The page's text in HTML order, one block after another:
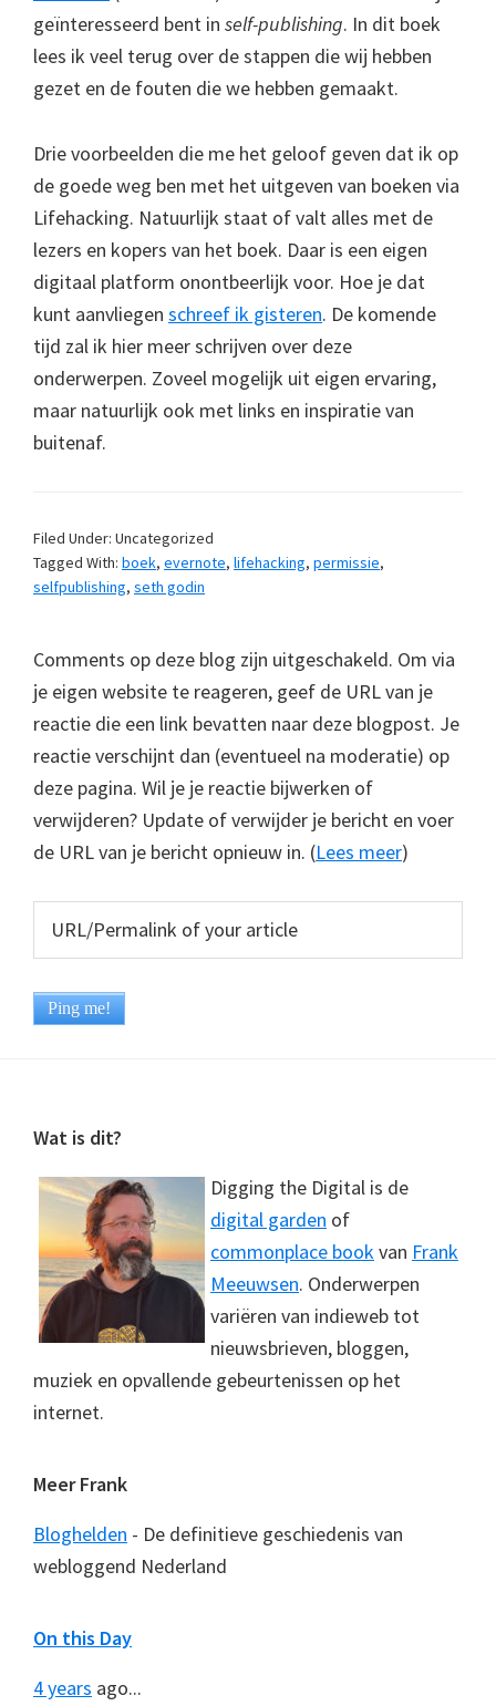
geïnteresseerd bent in self-publishing. In dit boek
lees ik veel terug over de stappen die wij hebben
gezet en de fouten die we hebben gemaakt.
Drie voorbeelden die me het geloof geven dat ik op
de goede weg ben met het uitgeven van boeken via
Lifehacking. Natuurlijk staat of valt alles met de
lezers en kopers van het boek. Daar is een eigen
digitaal platform onontbeerlijk voor. Hoe je dat
kunt aanvliegen schreef ik gisteren. De komende
tijd zal ik hier meer schrijven over deze
onderwerpen. Zoveel mogelijk uit eigen ervaring,
maar natuurlijk ook met links en inspiratie van
buitenaf.
Filed Under: Uncategorized
Tagged With: boek, evernote, lifehacking, permissie,
selfpublishing, seth godin
Comments op deze blog zijn uitgeschakeld. Om via
je eigen website te reageren, geef de URL van je
reactie die een link bevatten naar deze blogpost. Je
reactie verschijnt dan (eventueel na moderatie) op
deze pagina. Wil je je reactie bijwerken of
verwijderen? Update of verwijder je bericht en voer
de URL van je bericht opnieuw in. (Lees meer)
Footer
Wat is dit?
Digging the Digital is de
digital garden of
commonplace bookvan Frank
Meeuwsen. Onderwerpen
variëren van indieweb tot
nieuwsbrieven, bloggen,
muziek en opvallende gebeurtenissen op het
internet.
Meer Frank
Bloghelden - De definitieve geschiedenis van
webloggend Nederland
On this Day
4 years ago...